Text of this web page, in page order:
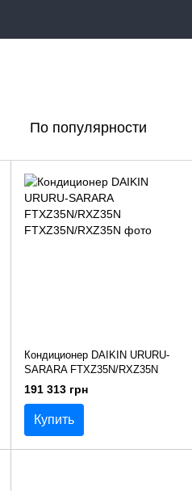
По популярности
Кондиционер DAIKIN URURU-
SARARA FTXZ35N/RXZ35N
191 313 грн
Купить